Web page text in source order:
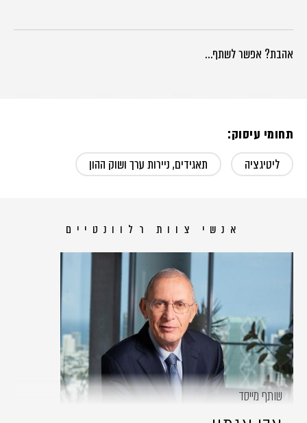
אהבת? אפשר לשתף…
תחומי עיסוק:
ליטיגציה
תאגידים, ניירות ערך ושוק ההון
אנשי צוות רלוונטיים
שותף מייסד